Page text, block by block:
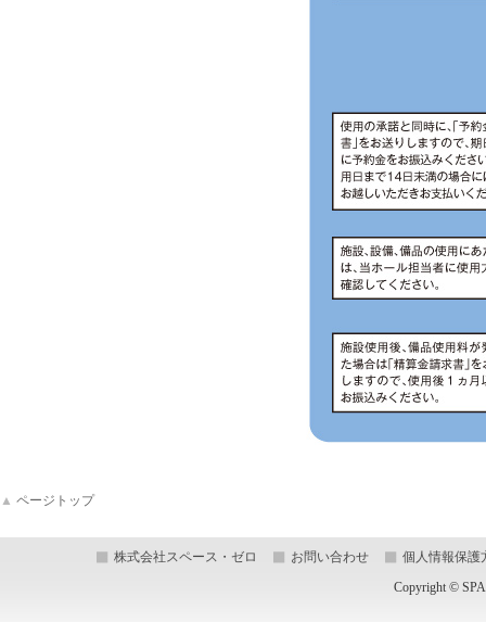
▲ ページトップ
株式会社スペース・ゼロ お問い合わせ
個人情報保護
Copyright ©